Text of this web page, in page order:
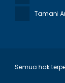
Tamani
Semua hak